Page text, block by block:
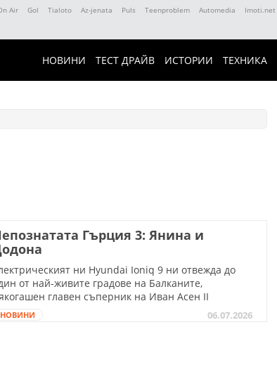
Air Gol Tialoto Az-jenata Puls Teenproblem Automedia Imoti.net
НОВИНИ ТЕСТ ДРАЙВ ИСТОРИИ ТЕХНИКА
Гърция 3: Янина и
ни Hyundai Ioniq 9 ни отвежда до
от най-живите градове на Балканите,
главен съперник на Иван Асен II
НОВИНИ 06.07.2026